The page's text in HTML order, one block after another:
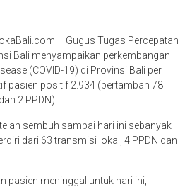
– Gugus Tugas Percepatan
Bali menyampaikan perkembangan
(COVID-19) di Provinsi Bali per
pasien positif 2.934 (bertambah 78
2 PPDN).
sembuh sampai hari ini sebanyak
dari 63 transmisi lokal, 4 PPDN dan
pasien meninggal untuk hari ini,